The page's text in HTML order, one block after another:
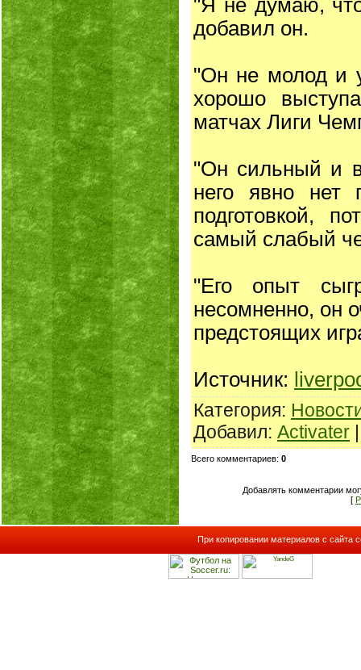
"Я не думаю,
добавил он.
"Он не молод и
хорошо
матчах Лиги
"Он сильный и
него явно нет
подготовкой,
самый слабый
"Его опыт
несомненно, он
предстоящих
Источник:
Категория:
Добавил: Activater
Всего комментариев: 0
Добавлять комментарии
[
При копировании материалов с сайта